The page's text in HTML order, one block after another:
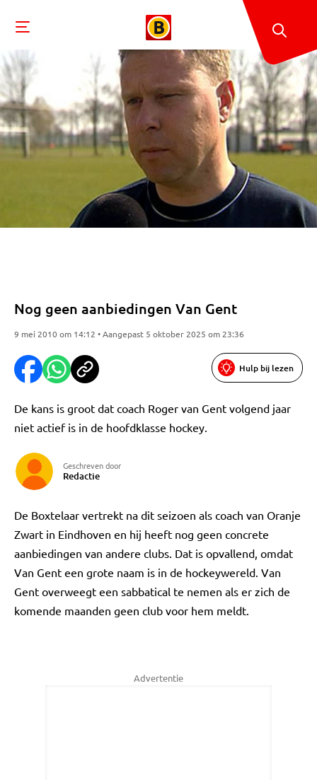
Nog geen aanbiedingen Van Gent
9 mei 2010 om 14:12 • Aangepast 5 oktober 2025 om 23:36
Hulp bij lezen
De kans is groot dat coach Roger van Gent volgend jaar
niet actief is in de hoofdklasse hockey.
Geschreven door
Redactie
De Boxtelaar vertrekt na dit seizoen als coach van Oranje
Zwart in Eindhoven en hij heeft nog geen concrete
aanbiedingen van andere clubs. Dat is opvallend, omdat
Van Gent een grote naam is in de hockeywereld. Van
Gent overweegt een sabbatical te nemen als er zich de
komende maanden geen club voor hem meldt.
Advertentie